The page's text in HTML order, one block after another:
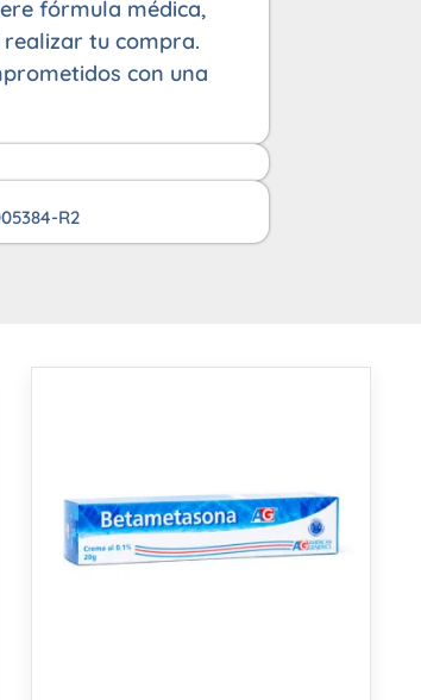
fórmula médica,
tu compra.
con una
R2